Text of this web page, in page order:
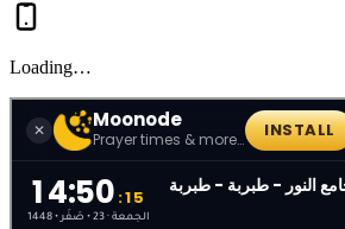
Loading…